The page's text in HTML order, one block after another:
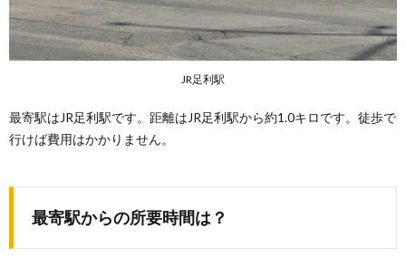
JR足利駅
最寄駅はJR足利駅です。距離はJR足利駅から約1.0キロです。徒歩で
行けば費用はかかりません。
最寄駅からの所要時間は？